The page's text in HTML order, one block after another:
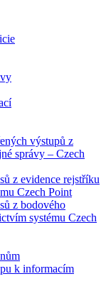
výstupů z
správy – Czech
z evidence rejstříku
Czech Point
z bodového
systému Czech
k informacím